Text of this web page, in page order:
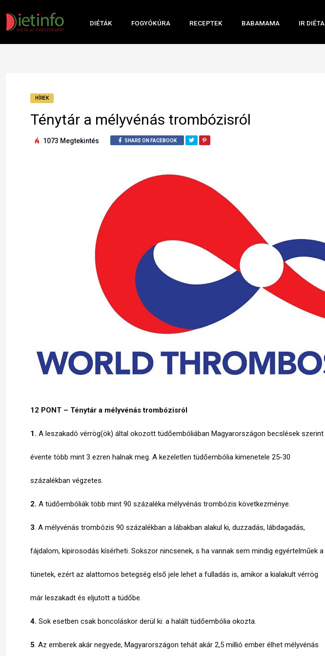
DIÉTÁK FOGYÓKÚRA RECEPTEK BABAMAMA IR DIÉTA
HÍREK
Ténytár a mélyvénás trombózisról
1073 Megtekintés SHARE ON FACEBOOK
12 PONT – Ténytár a mélyvénás trombózisról
1. A leszakadó vérrög(ök) által okozott tüdőembóliában Magyarországon becslések szerint
évente több mint 3 ezren halnak meg. A kezeletlen tüdőembólia kimenetele 25-30
százalékban végzetes.
2. A tüdőembóliák több mint 90 százaléka mélyvénás trombózis következménye.
3. A mélyvénás trombózis 90 százalékban a lábakban alakul ki, duzzadás, lábdagadás,
fájdalom, kipirosodás kísérheti. Sokszor nincsenek, s ha vannak sem mindig egyértelműek a
tünetek, ezért az alattomos betegség első jele lehet a fulladás is, amikor a kialakult vérrög
már leszakadt és eljutott a tüdőbe.
4. Sok esetben csak boncoláskor derül ki: a halált tüdőembólia okozta.
5. Az emberek akár negyede, Magyarországon tehát akár 2,5 millió ember élhet mélyvénás